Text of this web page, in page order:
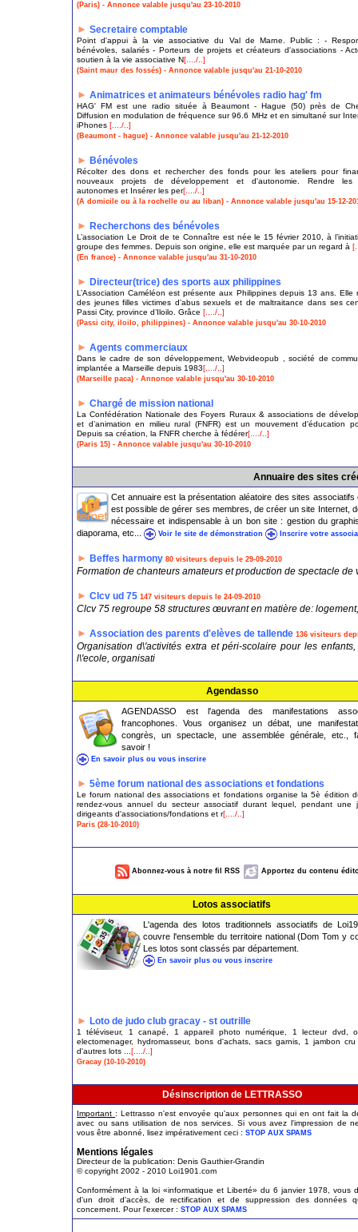
(Paris) - Annonce valable jusqu'au 23-10-2010
► Secretaire comptable
Point d'appui à la vie associative du Val de Marne. Public : -
bénévoles, salariés - Porteurs de projets et créateurs d'associations -
soutien à la vie associative N[..../..]
(Saint maur des fossés) - Annonce valable jusqu'au 21-10-2010
► Animatrices et animateurs bénévoles radio hag' fm
HAG' FM est une radio située à Beaumont - Hague (50) près de
Diffusion en modulation de fréquence sur 96.6 MHz et en simultané sur
iPhones [..../..]
(Beaumont - hague) - Annonce valable jusqu'au 21-12-2010
► Bénévoles
Récolter des dons et rechercher des fonds pour les ateliers pour
nouveaux projets de développement et d'autonomie. Rendre les
autonomes et Insérer les per[..../..]
(A domicile ou à la rochelle ou au liban) - Annonce valable jusqu'au 15-12-
► Recherchons des bénévoles
L’association Le Droit de te Connaître est née le 15 février 2010, à
groupe des femmes. Depuis son origine, elle est marquée par un regard à
(En france) - Annonce valable jusqu'au 31-10-2010
► Directeur(trice) des sports aux philippines
L’Association Caméléon est présente aux Philippines depuis 13 ans. Elle
des jeunes filles victimes d’abus sexuels et de maltraitance dans ses
Passi City, province d’Iloilo. Grâce [..../..]
(Passi city, iloilo, philippines) - Annonce valable jusqu'au 30-10-2010
► Agents commerciaux
Dans le cadre de son développement, Webvideopub , société de
implantée a Marseille depuis 1983[..../..]
(Marseille paca) - Annonce valable jusqu'au 30-10-2010
► Chargé de mission national
La Confédération Nationale des Foyers Ruraux & associations de
et d’animation en milieu rural (FNFR) est un mouvement d'éducation
Depuis sa création, la FNFR cherche à fédérer[..../..]
(Paris 15) - Annonce valable jusqu'au 30-10-2010
Annuaire des sites
Cet annuaire est la présentation aléatoire des sites
est possible de gérer ses membres, de créer un site Internet,
nécessaire et indispensable à un bon site : gestion du
diaporama, etc...
Voir le site de démonstration Inscrire votre
► Beffes harmony 80 visiteurs depuis le 29-09-2010
Formation de chanteurs amateurs et production de spectacle de
► Clcv ud 75 147 visiteurs depuis le 24-09-2010
Clcv 75 regroupe 58 structures œuvrant en matière de:
► Association des parents d'elèves de tallende 136 visiteurs
Organisation d\'activités extra et péri-scolaire pour les
l\'ecole, organisati
Agendasso
AGENDASSO est l'agenda des manifestations
francophones. Vous organisez un débat, une
congrès, un spectacle, une assemblée générale, etc.,
savoir !
En savoir plus ou vous inscrire
► 5ème forum national des associations et fondations
Le forum national des associations et fondations organise la 5è édition
rendez-vous annuel du secteur associatif durant lequel, pendant une
dirigeants d'associations/fondations et r[..../..]
Paris (28-10-2010)
Abonnez-vous à notre fil RSS Apportez du contenu
Lotos associatifs
L'agenda des lotos traditionnels associatifs de
couvre l'ensemble du territoire national (Dom Tom y
Les lotos sont classés par département.
En savoir plus ou vous inscrire
► Loto de judo club gracay - st outrille
1 téléviseur, 1 canapé, 1 appareil photo numérique, 1 lecteur dvd,
electomenager, hydromasseur, bons d'achats, sacs garnis, 1 jambon
d'autres lots ... [..../..]
Gracay (10-10-2010)
Désinscription de LETTRASSO
Important: Lettrasso n'est envoyée qu'aux personnes qui en ont fait la
avec ou sans utilisation de nos services. Si vous avez l'impression de
vous être abonné, lisez impérativement ceci : STOP AUX SPAMS
Mentions légales
Directeur de la publication: Denis Gauthier-Grandin
© copyright 2002 - 2010 Loi1901.com
Conformément à la loi «informatique et Liberté» du 6 janvier 1978, vous
d'un droit d'accès, de rectification et de suppression des données
concernent. Pour l'exercer : STOP AUX SPAMS